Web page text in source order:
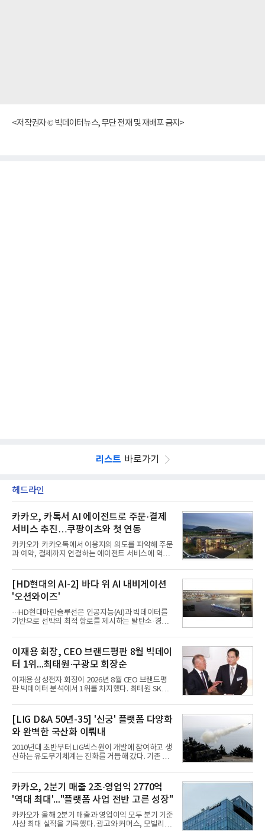
<저작권자 © 빅데이터뉴스, 무단 전재 및 재배포 금지>
리스트 바로가기
헤드라인
카카오, 카톡서 AI 에이전트로 주문·결제
서비스 추진…쿠팡이츠와 첫 연동
카카오가 카카오톡에서 이용자의 의도를 파악해 주문
과 예약, 결제까지 연결하는 에이전트 서비스에 역량
행 등으로 적용 범위를 넓혀 AI를 새로운 톡비즈 성장
축으로 만들겠다는 구상이다.정신아 카카오 대표는 6
일 열린 2분기 실적 발표 컨퍼런스콜에서 "AI는 톡비
즈 성장 재점화의 핵심이자 주요 매출원으로 자리 잡
을 것"이라며 이같은 AI 사업 전략을 공개했다. 카카
오는 이날 함께 발표한 2분기 연결 매출이 전년 동기
대비 9% 증가한 2조985억원, 영업이익은 36% 늘어
17% 증가하
[HD현대의 AI-2] 바다 위 AI 내비게이션
'오션와이즈'
···HD현대마린슬루선은 인공지능(AI)과 빅데이터를
기반으로 선박의 최적 항로를 제시하는 탈탄소·경제
장비 설치 없이 일고리즘 만으로 선박의 탄소 배출량
을 모니터링 및 예측하며, 연료 소비를 최소화하는 운
항 가이드라인을 제공한다.오션와이즈의 핵심 기능은
CI(탄소집약도지수) 실시간 관리 예측, 시 기반 최적
항로 추천, 선단 관리 등이다. HD현대오일뱅크와의
실증에서는 총 13개 구간, 10만6000km 항해를 통해
평균 5.3%의 연료 질감 효과를 입증했다. 이는 연간 1
의 핵심
이재용 회장, CEO 브랜드평판 8월 빅데이
터 1위...최태원·구광모 회장순
이재용 삼성전자 회장이 2026년 8월 CEO 브랜드평
판 빅데이터 분석에서 1위를 차지했다. 최태원 SK그
국기업평판연구소(소장 구창환)는 빅데이터뉴스와
함께 60명의 CEO 브랜드를 대상으로 2026년 7월 6
일부터 8월 6일까지 수집된 소비자 빅데이터
7,395,735건을 분석한 결과, 삼성 이재용 회장이 브
랜드평판지수 1,984,715를 기록하며 8월 1위에 올랐
다고 밝혔다. 분석에 활용된 빅데이터는 지난 7월
(14,233,797건) 대비 48.04% 감소한 수치다.8월
김승연, 이재현, 강호동, 김범수, 양종
[LIG D&A 50년-35] '신궁' 플랫폼 다양화
와 완벽한 국산화 이뤄내
2010년대 초반부터 LIG넥스원이 개발에 참여하고 생
산하는 유도무기체계는 진화를 거듭해 갔다. 기존 무
용도가 떨어지는 재래식 무기를 새롭게 활용하는 방
안이 강구됐다. 또 핵심 구성품 국산화를 통해 수출상
의 제약을 해소하고자 노력했다. 이러한 LIG넥스원의
신기술 개발 성과가 집약된 무기체계가 바로 휴대용
지대공 유도무기 ‘신궁’이다.신궁은 이미 2009년 수
출을 위한 개량형 멀티런처 개발을 완료함으로써 기
능 다양화와 계열화 가능성을 선보인 바 있었다. 이번
카카오, 2분기 매출 2조·영업익 2770억
'역대 최대'..."플랫폼 사업 전반 고른 성장"
카카오가 올해 2분기 매출과 영업이익 모두 분기 기준
사상 최대 실적을 기록했다. 광고와 커머스, 모빌리